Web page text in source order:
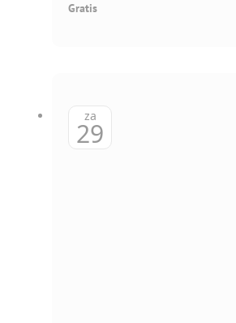
Gratis
za
29